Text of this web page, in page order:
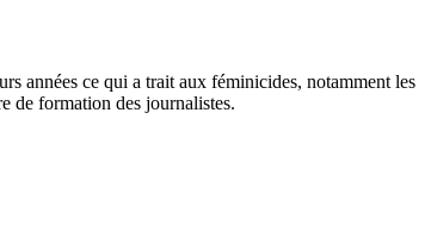
années ce qui a trait aux féminicides, notamment les
de formation des journalistes.